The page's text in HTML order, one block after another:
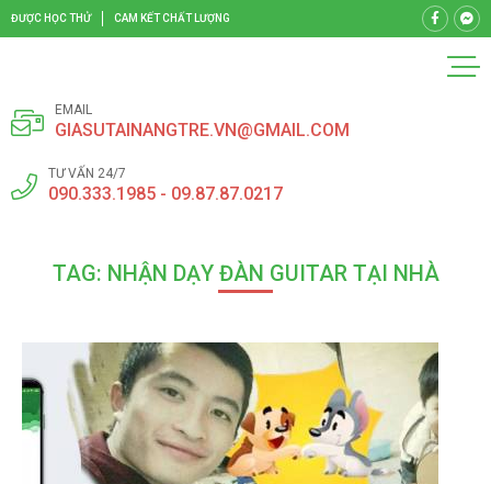
ĐƯỢC HỌC THỬ CAM KẾT CHẤT LƯỢNG
EMAIL
GIASUTAINANGTRE.VN@GMAIL.COM
TƯ VẤN 24/7
090.333.1985 - 09.87.87.0217
TAG: NHẬN DẠY ĐÀN GUITAR TẠI NHÀ